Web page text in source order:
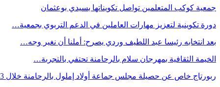
جمعية كوكب المتعلمين تواصل تكويناتها بسيدي بوعثمان
دورة تكوينية لتعزيز مهارات العاملين في الدعم التربوي بجمعية…
بعد انتخابه رئيسا عبد اللطيف وردي يصرح: أملنا أن نغير وجه…
الخيمة الثقافية بمهرجان سلام بالرحامنة تحتفي بالتجربة…
ربورتاج خاص عن حصيلة مجلس جماعة أولاد إملول بالرحامنة خلال 3…